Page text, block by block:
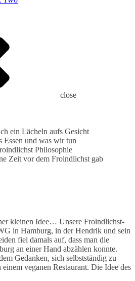
close
ein Lächeln aufs Gesicht
Essen und was wir tun
Philosophie
Zeit vor dem Froindlichst gab
kleinen Idee… Unsere Froindlichst-
in Hamburg, in der Hendrik und sein
fiel damals auf, dass man die
an einer Hand abzählen konnte.
Gedanken, sich selbstständig zu
veganen Restaurant. Die Idee des